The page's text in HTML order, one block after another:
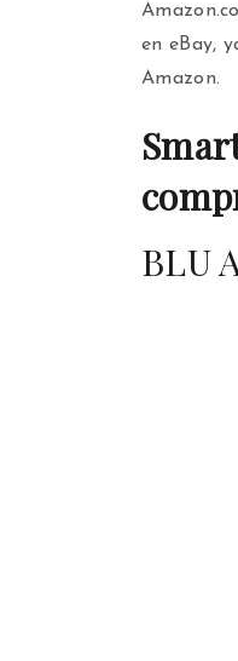
en eBay,
Amazon.
BLU